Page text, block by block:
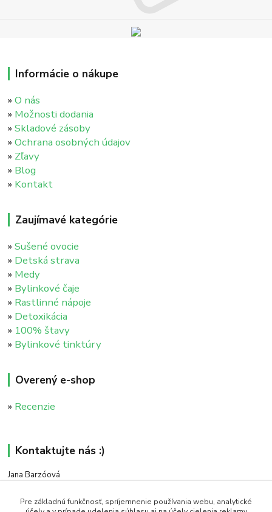
Informácie o nákupe
»O nás
» Možnosti dodania
»Skladové zásoby
»Ochrana osobných údajov
» Zľavy
» Blog
» Kontakt
Zaujímavé kategórie
»Sušené ovocie
» Detská strava
» Medy
» Bylinkové čaje
» Rastlinné nápoje
» Detoxikácia
» 100% štavy
» Bylinkové tinktúry
Overený e-shop
» Recenzie
Kontaktujte nás :)
Jana Barzóová
(PO - PIA, 8:00 - 18:00)
Pre základnú funkčnosť, spríjemnenie používania webu, analytické